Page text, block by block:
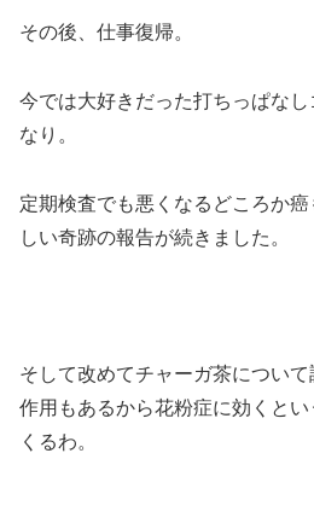
その後、仕事復帰。
今では大好きだった打ちっぱな
なり。
定期検査でも悪くなるどころか
しい奇跡の報告が続きました。
そして改めてチャーガ茶につい
作用もあるから花粉症に効くと
くるわ。